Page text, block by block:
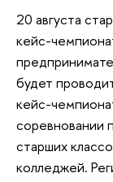
20 августа
кейс-
будет
кейс-
соревновании
старших
колледжей.